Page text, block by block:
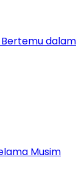
Bertemu dalam
Musim